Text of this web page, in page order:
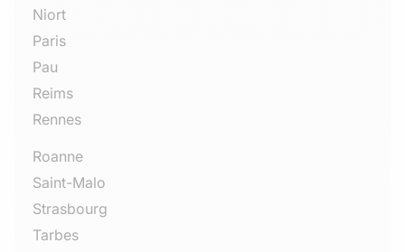
Niort
Paris
Pau
Reims
Rennes
Roanne
Saint-Malo
Strasbourg
Tarbes